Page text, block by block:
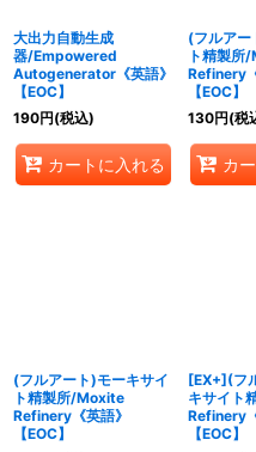
大出力自動生成
器/Empowered
Autogenerator《英語》
【EOC】
190円(税込)
カートに入れる
(フルアー
ト精製所
Refinery
【EOC】
130円(税
カ
(フルアート)モーキサイ
ト精製所/Moxite
Refinery《英語》
【EOC】
[EX+](フ
キサイト
Refinery
【EOC】